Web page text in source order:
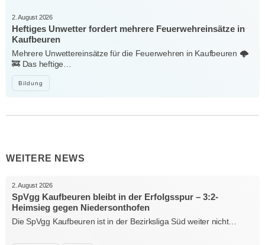
Bildung
2. August 2026
Heftiges Unwetter fordert mehrere Feuerwehreinsätze in
Kaufbeuren
Mehrere Unwettereinsätze für die Feuerwehren in Kaufbeuren 🌩️
🚒 Das heftige…
WEITERE NEWS
2. August 2026
SpVgg Kaufbeuren bleibt in der Erfolgsspur – 3:2-
Heimsieg gegen Niedersonthofen
Die SpVgg Kaufbeuren ist in der Bezirksliga Süd weiter nicht…